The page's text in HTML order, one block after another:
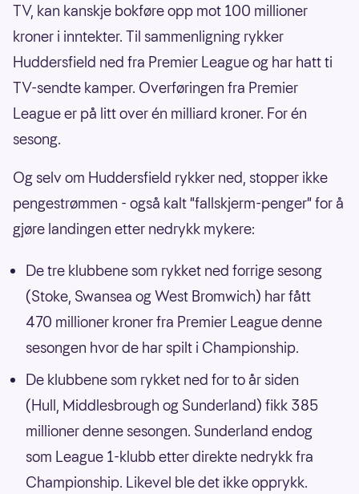
TV, kan kanskje bokføre opp mot 100 millioner
kroner i inntekter. Til sammenligning rykker
Huddersfield ned fra Premier League og har hatt ti
TV-sendte kamper. Overføringen fra Premier
League er på litt over én milliard kroner. For én
sesong.
Og selv om Huddersfield rykker ned, stopper ikke
pengestrømmen - også kalt "fallskjerm-penger" for å
gjøre landingen etter nedrykk mykere:
De tre klubbene som rykket ned forrige sesong
(Stoke, Swansea og West Bromwich) har fått
470 millioner kroner fra Premier League denne
sesongen hvor de har spilt i Championship.
De klubbene som rykket ned for to år siden
(Hull, Middlesbrough og Sunderland) fikk 385
millioner denne sesongen. Sunderland endog
som League 1-klubb etter direkte nedrykk fra
Championship. Likevel ble det ikke opprykk.